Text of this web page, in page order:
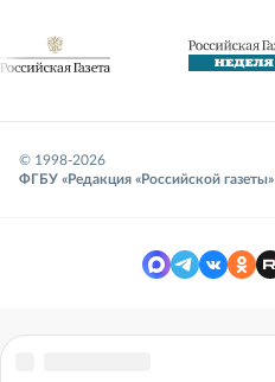
© 1998-2026
ФГБУ «Редакция «Российской газеты»